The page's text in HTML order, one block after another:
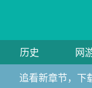
历史 网
追看新章节，下